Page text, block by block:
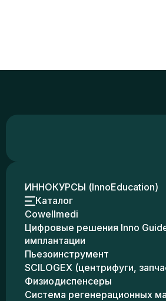
ИННОКУРСЫ (InnoEducation)
Каталог
Cowellmedi
Цифровые решения Inno
имплантации
Пьезоинструмент
SCILOGEX (центрифуги,
Физиодиспенсеры
Система регенерационных